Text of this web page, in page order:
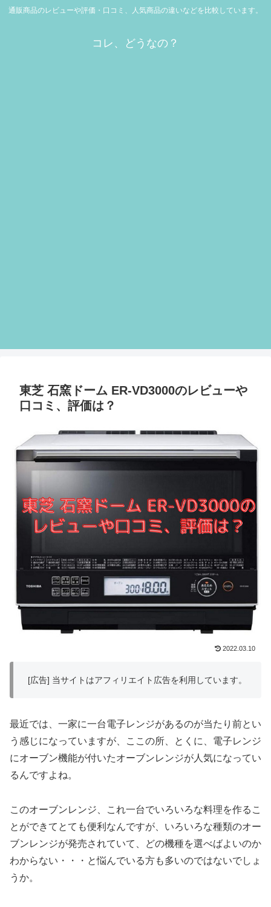
通販商品のレビューや評価・口コミ、人気商品の違いなどを比較しています。
コレ、どうなの？
東芝 石窯ドーム ER-VD3000のレビューや
口コミ、評価は？
2022.03.10
[広告] 当サイトはアフィリエイト広告を利用しています。
最近では、一家に一台電子レンジがあるのが当たり前とい
う感じになっていますが、ここの所、とくに、電子レンジ
にオーブン機能が付いたオーブンレンジが人気になってい
るんですよね。
このオーブンレンジ、これ一台でいろいろな料理を作るこ
とができてとても便利なんですが、いろいろな種類のオー
ブンレンジが発売されていて、どの機種を選べばよいのか
わからない・・・と悩んでいる方も多いのではないでしょ
うか。